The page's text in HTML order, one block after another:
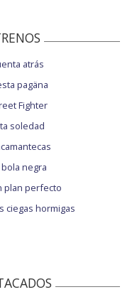
atrás
pagäna
Fighter
soledad
bola negra
plan perfecto
ciegas hormigas